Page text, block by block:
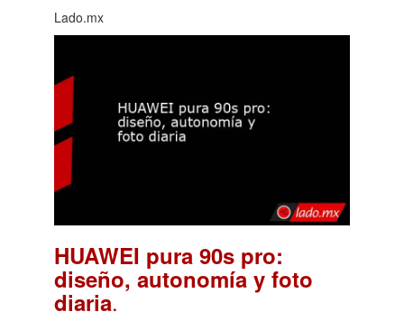
Lado.mx
HUAWEI pura 90s pro:
diseño, autonomía y foto
diaria.